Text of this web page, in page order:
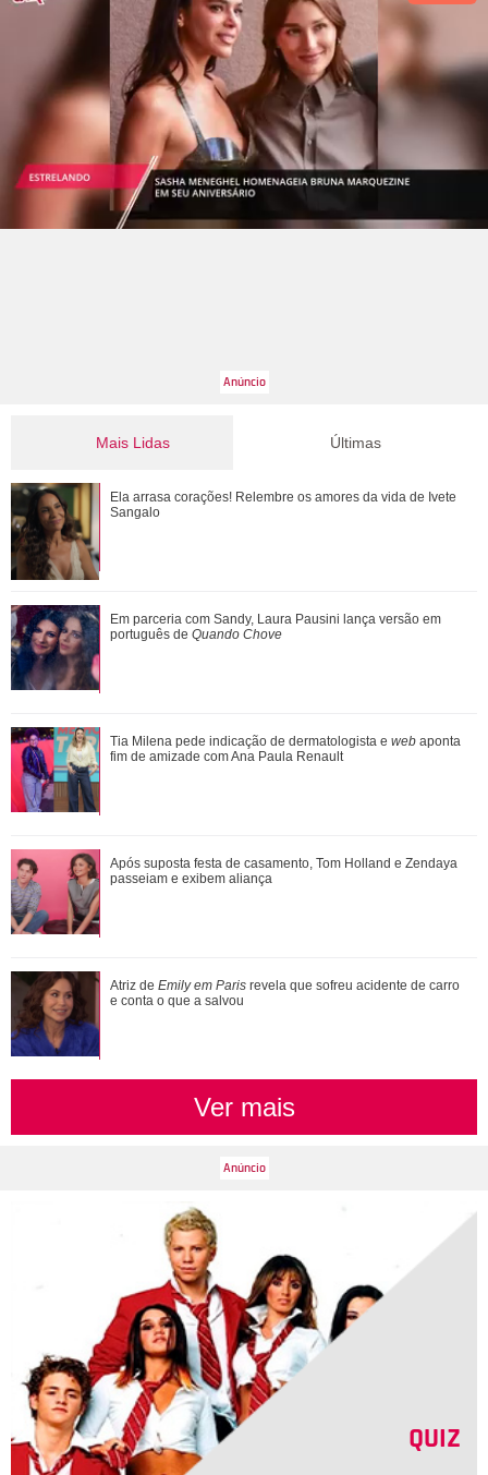
Mais Lidas
Emma Heming revela que estava noiva quando conheceu
Bruce Willis: Adorava estar perto dele
Leonardo compra 60 porcos e brinca ao ter dificuldade com
pagamento: Vou pedir ajuda
Em parceria com Sandy, Laura Pausini lança versão em
português de Quando Chove
Ela arrasa corações! Relembre os amores da vida de Ivete
Sangalo
Adam Sandler anuncia Gente Grande 3 e compartilha foto
com elenco
Últimas
Ela arrasa corações! Relembre os amores da vida de Ivete
Sangalo
Em parceria com Sandy, Laura Pausini lança versão em
português de Quando Chove
Tia Milena pede indicação de dermatologista e web aponta
fim de amizade com Ana Paula Renault
Após suposta festa de casamento, Tom Holland e Zendaya
passeiam e exibem aliança
Atriz de Emily em Paris revela que sofreu acidente de carro
e conta o que a salvou
Ver mais
QUIZ